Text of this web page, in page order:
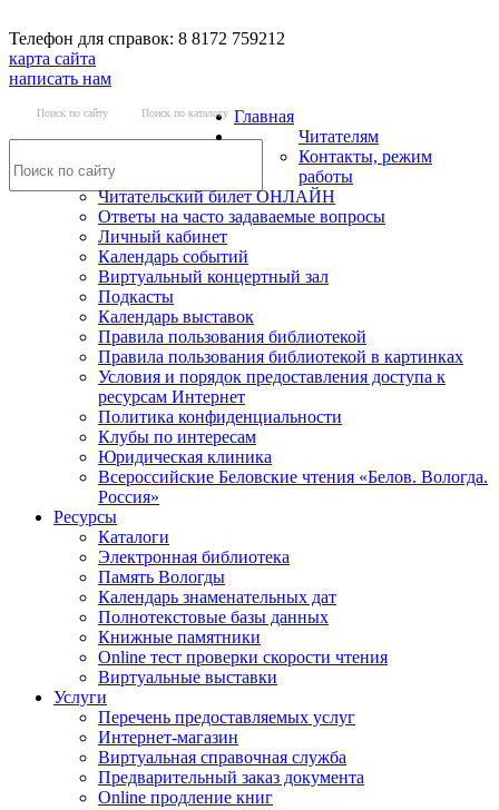
Телефон для справок: 8 8172 759212
карта сайта
написать нам
Поиск по сайту Поиск по каталогу Главная
Читателям
Контакты, режим
работы
Читательский билет ОНЛАЙН
Ответы на часто задаваемые вопросы
Личный кабинет
Календарь событий
Виртуальный концертный зал
Подкасты
Календарь выставок
Правила пользования библиотекой
Правила пользования библиотекой в картинках
Условия и порядок предоставления доступа к
ресурсам Интернет
Политика конфиденциальности
Клубы по интересам
Юридическая клиника
Всероссийские Беловские чтения «Белов. Вологда.
Россия»
Ресурсы
Каталоги
Электронная библиотека
Память Вологды
Календарь знаменательных дат
Полнотекстовые базы данных
Книжные памятники
Online тест проверки скорости чтения
Виртуальные выставки
Услуги
Перечень предоставляемых услуг
Интернет-магазин
Виртуальная справочная служба
Предварительный заказ документа
Online продление книг